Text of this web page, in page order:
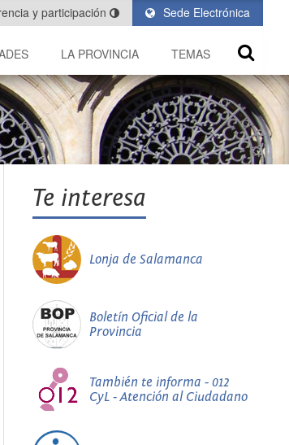
Sede Electrónica
y participación
LA PROVINCIA TEMAS
Te interesa
Lonja de Salamanca
Boletín Oficial de la
Provincia
También te informa - 012
CyL - Atención al Ciudadano